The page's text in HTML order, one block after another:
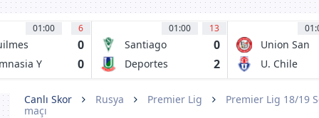
01:00 6
Club
0
Y
0
01:00 13
Santiago
Wanderers
0
Deportes
Calera
2
Union San
Felipe
U. Chile
Canlı Skor Rusya Premier Lig Premier Lig 18/19
maçı